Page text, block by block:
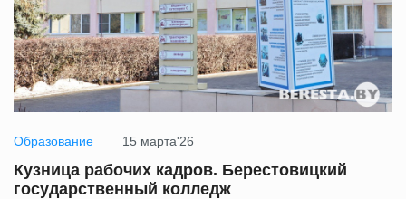
Образование 15 марта'26
Кузница рабочих кадров. Берестовицкий
государственный колледж